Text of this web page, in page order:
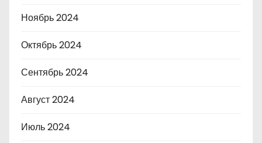
Ноябрь 2024
Октябрь 2024
Сентябрь 2024
Август 2024
Июль 2024